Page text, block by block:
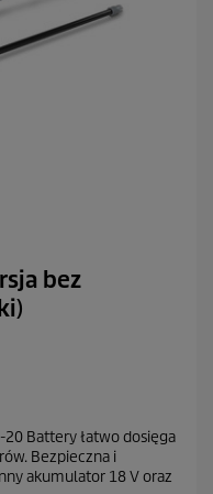
bez
20 Battery łatwo dosięga
Bezpieczna i
akumulator 18 V oraz